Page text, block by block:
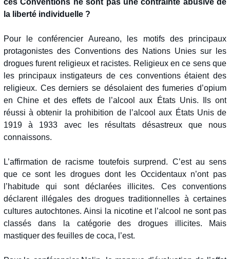
ces Conventions ne sont pas une contrainte abusive de
la liberté individuelle ?
Pour le conférencier Aureano, les motifs des principaux
protagonistes des Conventions des Nations Unies sur les
drogues furent religieux et racistes. Religieux en ce sens que
les principaux instigateurs de ces conventions étaient des
religieux. Ces derniers se désolaient des fumeries d’opium
en Chine et des effets de l’alcool aux États Unis. Ils ont
réussi à obtenir la prohibition de l’alcool aux États Unis de
1919 à 1933 avec les résultats désastreux que nous
connaissons.
L’affirmation de racisme toutefois surprend. C’est au sens
que ce sont les drogues dont les Occidentaux n’ont pas
l’habitude qui sont déclarées illicites. Ces conventions
déclarent illégales des drogues traditionnelles à certaines
cultures autochtones. Ainsi la nicotine et l’alcool ne sont pas
classés dans la catégorie des drogues illicites. Mais
mastiquer des feuilles de coca, l’est.